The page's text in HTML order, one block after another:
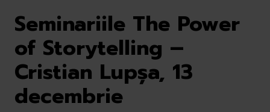
Seminariile The Power
of Storytelling –
Cristian Lupşa, 13
decembrie